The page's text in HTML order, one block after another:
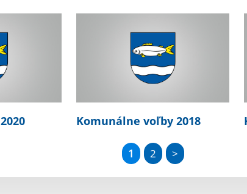
Komunálne voľby 2018
1 2 >